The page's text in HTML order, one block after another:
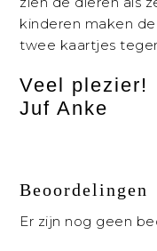
kinderen maken de
twee kaartjes
Veel plezier!
Juf Anke
Beoordelingen
Er zijn nog geen